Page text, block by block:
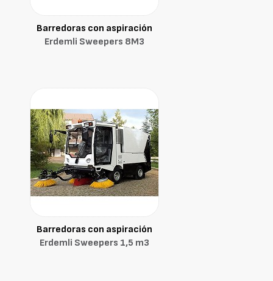
Barredoras con aspiración
Erdemli Sweepers 8M3
Barredoras con aspiración
Erdemli Sweepers 1,5 m3